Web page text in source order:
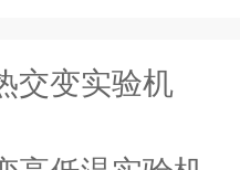
交变实验机